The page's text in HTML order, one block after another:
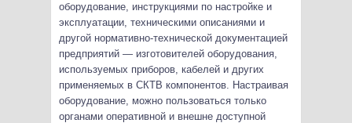
оборудование, инструкциями по настройке и
эксплуатации, техническими описаниями и
другой нормативно-технической документацией
предприятий — изготовителей оборудования,
используемых приборов, кабелей и других
применяемых в СКТВ компонентов. Настраивая
оборудование, можно пользоваться только
органами оперативной и внешне доступной